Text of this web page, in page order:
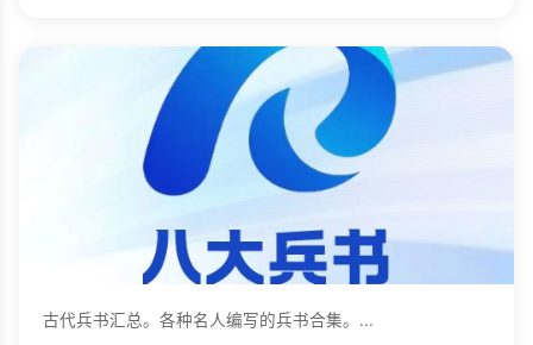
古代兵书汇总。各种名人编写的兵书合集。...